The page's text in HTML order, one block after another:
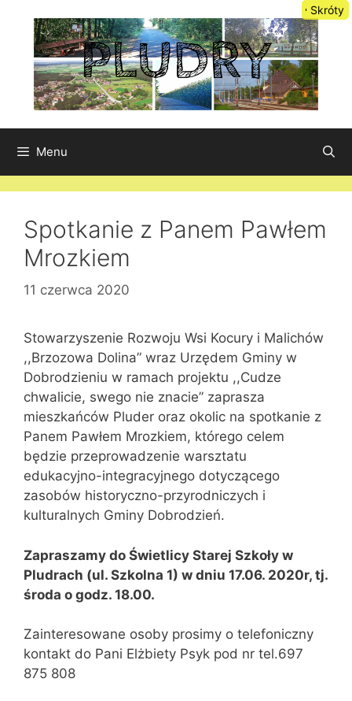
Skróty
Menu
Spotkanie z Panem Pawłem
Mrozkiem
11 czerwca 2020
Stowarzyszenie Rozwoju Wsi Kocury i Malichów
,,Brzozowa Dolina” wraz Urzędem Gminy w
Dobrodzieniu w ramach projektu ,,Cudze
chwalicie, swego nie znacie” zaprasza
mieszkańców Pluder oraz okolic na spotkanie z
Panem Pawłem Mrozkiem, którego celem
będzie przeprowadzenie warsztatu
edukacyjno-integracyjnego dotyczącego
zasobów historyczno-przyrodniczych i
kulturalnych Gminy Dobrodzień.
Zapraszamy do Świetlicy Starej Szkoły w
Pludrach (ul. Szkolna 1) w dniu 17.06. 2020r, tj.
środa o godz. 18.00.
Zainteresowane osoby prosimy o telefoniczny
kontakt do Pani Elżbiety Psyk pod nr tel.697
875 808